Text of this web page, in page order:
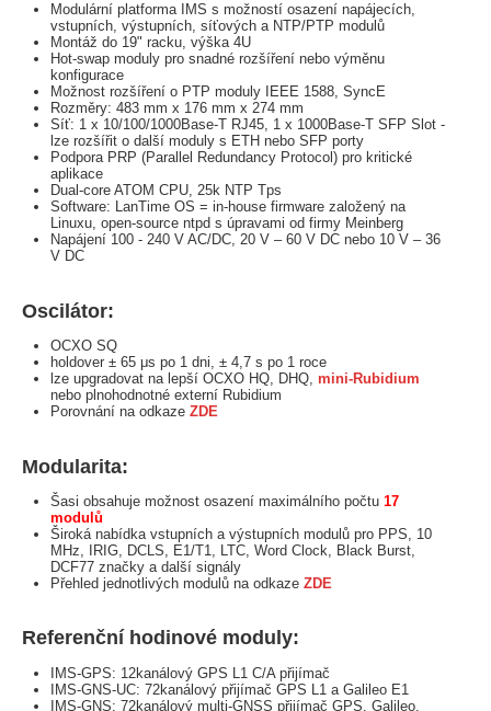
Modulární platforma IMS s možností osazení napájecích,
vstupních, výstupních, síťových a NTP/PTP modulů
Montáž do 19" racku, výška 4U
Hot-swap moduly pro snadné rozšíření nebo výměnu
konfigurace
Možnost rozšíření o PTP moduly IEEE 1588, SyncE
Rozměry: 483 mm x 176 mm x 274 mm
Síť: 1 x 10/100/1000Base-T RJ45, 1 x 1000Base-T SFP Slot -
lze rozšířit o další moduly s ETH nebo SFP porty
Podpora PRP (Parallel Redundancy Protocol) pro kritické
aplikace
Dual-core ATOM CPU, 25k NTP Tps
Software: LanTime OS = in-house firmware založený na
Linuxu, open-source ntpd s úpravami od firmy Meinberg
Napájení 100 - 240 V AC/DC, 20 V – 60 V DC nebo 10 V – 36
V DC
Oscilátor:
OCXO SQ
holdover ± 65 μs po 1 dni, ± 4,7 s po 1 roce
lze upgradovat na lepší OCXO HQ, DHQ,mini-Rubidium
nebo plnohodnotné externí Rubidium
Porovnání na odkazeZDE
Modularita:
Šasi obsahuje možnost osazení maximálního počtu17
modulů
Široká nabídka vstupních a výstupních modulů pro PPS, 10
MHz, IRIG, DCLS, E1/T1, LTC, Word Clock, Black Burst,
DCF77 značky a další signály
Přehled jednotlivých modulů na odkazeZDE
Referenční hodinové moduly:
IMS-GPS: 12kanálový GPS L1 C/A přijímač
IMS-GNS-UC: 72kanálový přijímač GPS L1 a Galileo E1
IMS-GNS: 72kanálový multi-GNSS přijímač GPS, Galileo,